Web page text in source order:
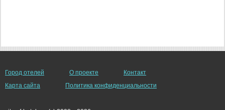
Город отелей О проекте
Контакт
Карта сайта
Политика конфиденциальности